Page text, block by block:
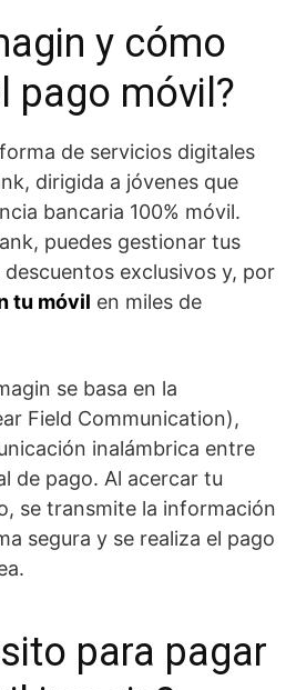
y cómo
pago móvil?
de servicios digitales
dirigida a jóvenes que
bancaria 100% móvil.
puedes gestionar tus
exclusivos y, por
tu móvil en miles de
se basa en la
Field Communication),
inalámbrica entre
de pago. Al acercar tu
se transmite la información
segura y se realiza el pago
para pagar